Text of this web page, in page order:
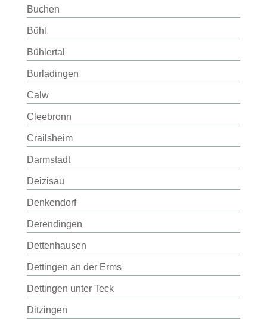
Buchen
Bühl
Bühlertal
Burladingen
Calw
Cleebronn
Crailsheim
Darmstadt
Deizisau
Denkendorf
Derendingen
Dettenhausen
Dettingen an der Erms
Dettingen unter Teck
Ditzingen